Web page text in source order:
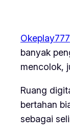
Okeplay777
banyak
mencolok,
Ruang
bertahan
sebagai